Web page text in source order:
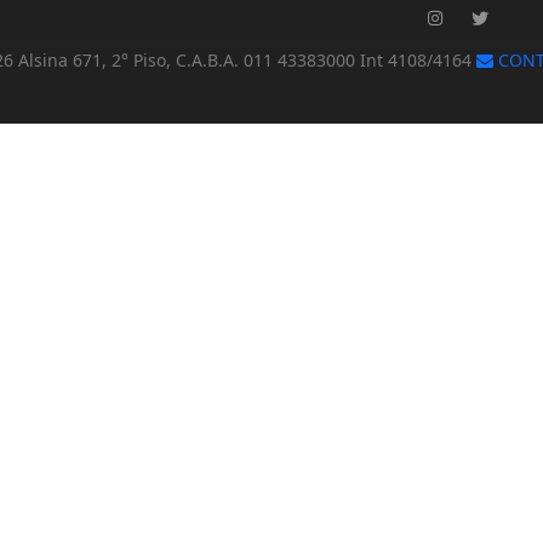
Alsina 671, 2° Piso, C.A.B.A. 011 43383000 Int 4108/4164